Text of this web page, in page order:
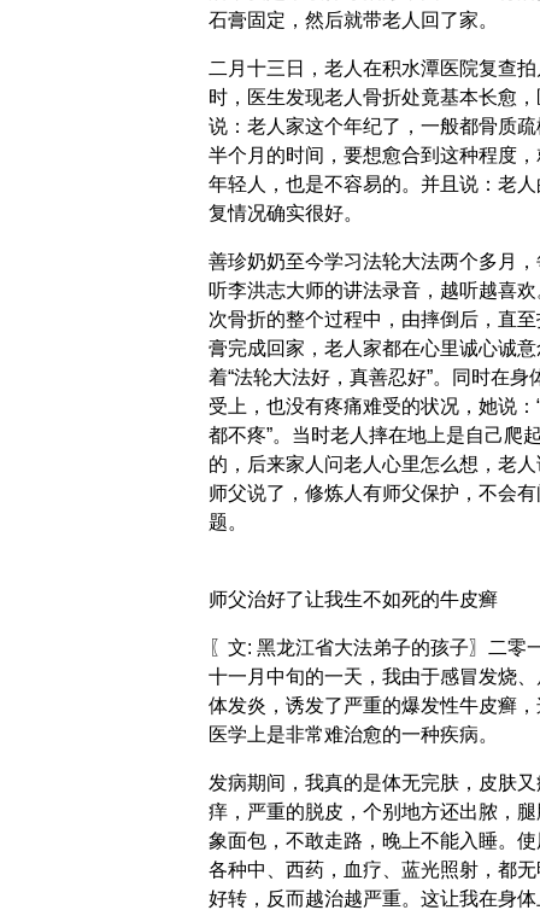
石膏固定，然后就带老人回了家。
二月十三日，老人在积水潭医院复查拍
时，医生发现老人骨折处竟基本长愈，
说：老人家这个年纪了，一般都骨质疏
半个月的时间，要想愈合到这种程度，
年轻人，也是不容易的。并且说：老人
复情况确实很好。
善珍奶奶至今学习法轮大法两个多月，
听李洪志大师的讲法录音，越听越喜欢
次骨折的整个过程中，由摔倒后，直至
膏完成回家，老人家都在心里诚心诚意
着“法轮大法好，真善忍好”。同时在身
受上，也没有疼痛难受的状况，她说：
都不疼”。当时老人摔在地上是自己爬
的，后来家人问老人心里怎么想，老人
师父说了，修炼人有师父保护，不会有
题。
师父治好了让我生不如死的牛皮癣
〖文: 黑龙江省大法弟子的孩子〗二零
十一月中旬的一天，我由于感冒发烧、
体发炎，诱发了严重的爆发性牛皮癣，
医学上是非常难治愈的一种疾病。
发病期间，我真的是体无完肤，皮肤又
痒，严重的脱皮，个别地方还出脓，腿
象面包，不敢走路，晚上不能入睡。使
各种中、西药，血疗、蓝光照射，都无
好转，反而越治越严重。这让我在身体